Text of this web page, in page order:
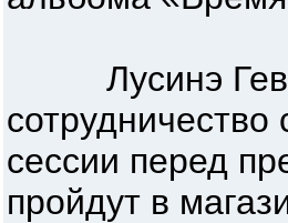
Лусинэ
сессии перед
пройдут в